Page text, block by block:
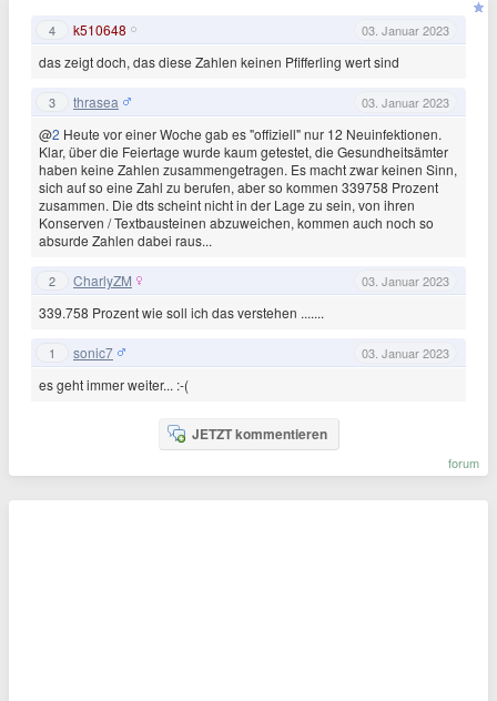
4 k510648 03. Januar 2023
das zeigt doch, das diese Zahlen keinen Pfifferling wert sind
3 thrasea 03. Januar 2023
@2 Heute vor einer Woche gab es "offiziell" nur 12 Neuinfektionen.
Klar, über die Feiertage wurde kaum getestet, die Gesundheitsämter
haben keine Zahlen zusammengetragen. Es macht zwar keinen Sinn,
sich auf so eine Zahl zu berufen, aber so kommen 339758 Prozent
zusammen. Die dts scheint nicht in der Lage zu sein, von ihren
Konserven / Textbausteinen abzuweichen, kommen auch noch so
absurde Zahlen dabei raus...
2 CharlyZM 03. Januar 2023
339.758 Prozent wie soll ich das verstehen .......
1 sonic7 03. Januar 2023
es geht immer weiter... :-(
JETZT kommentieren
forum